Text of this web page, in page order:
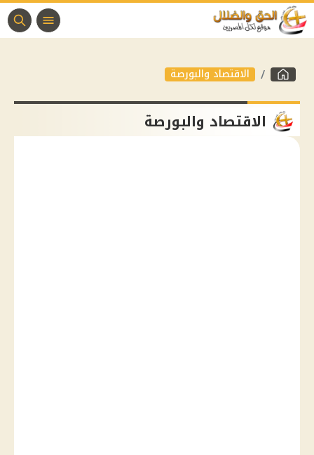
الاقتصاد والبورصة
الاقتصاد والبورصة